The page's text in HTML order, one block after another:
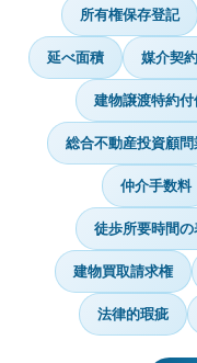
所有権保存登記
延べ面積 媒介契
建物譲渡特約付
総合不動産投資顧問
仲介手数料
徒歩所要時間の
建物買取請求権
法律的瑕疵